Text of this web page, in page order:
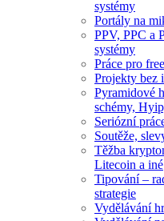
systémy
Portály na
PPV, PPC a
systémy
Práce pro
Projekty bez
Pyramidové
schémy,
Seriózní
Soutěže,
Těžba
Litecoin a iné
Tipování –
strategie
Vydělávání